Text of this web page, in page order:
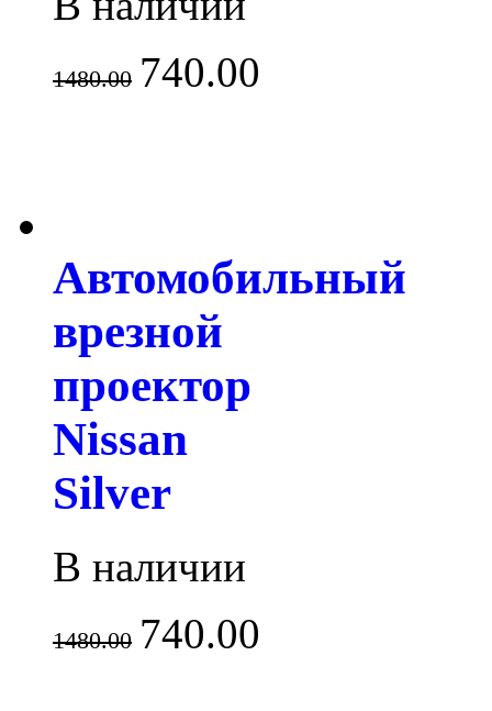
1480.00 740.00
Автомобильный
врезной
проектор
Nissan
Silver
В наличии
1480.00 740.00